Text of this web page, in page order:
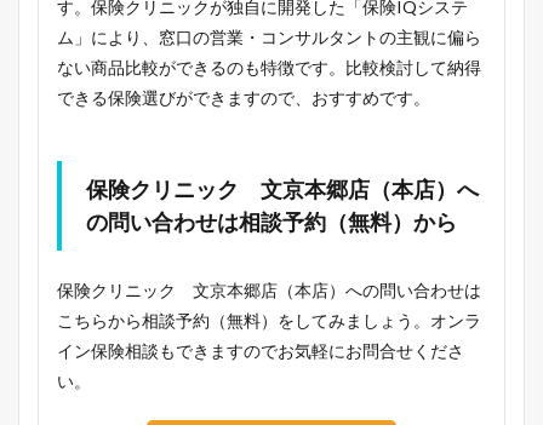
す。保険クリニックが独自に開発した「保険IQシステ
ム」により、窓口の営業・コンサルタントの主観に偏ら
ない商品比較ができるのも特徴です。比較検討して納得
できる保険選びができますので、おすすめです。
保険クリニック 文京本郷店（本店）へ
の問い合わせは相談予約（無料）から
保険クリニック 文京本郷店（本店）への問い合わせは
こちらから相談予約（無料）をしてみましょう。オンラ
イン保険相談もできますのでお気軽にお問合せくださ
い。